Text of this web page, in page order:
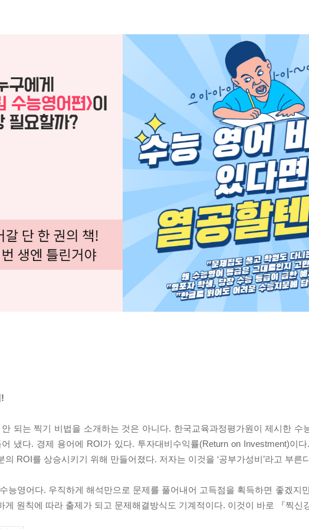
되는 찍기 비법을 소개하는 것은 아니다. 한국교육과정평가원이 제시한 수
냈다. 경제 용어에 ROI가 있다. 투자대비수익률(Return on Investment)이다
의 ROI를 상승시키기 위해 만들어졌다. 저자는 이것을 ‘공부가성비’라고 부른
능영어다. 우직하게 해석만으로 문제를 풀어내어 고득점을 획득하면 좋겠지
게 원칙에 따라 출제가 되고 문제해결방식도 기계적이다. 이것이 바로 『찍신